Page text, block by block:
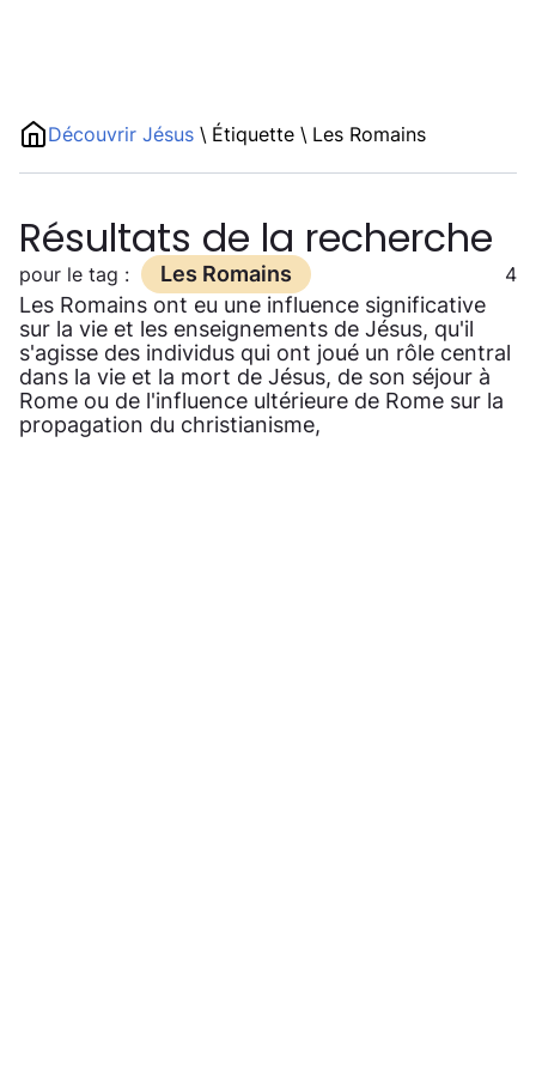
Découvrir Jésus \ Étiquette \ Les Romains
Résultats de la recherche
pour le tag : Les Romains 4
Les Romains ont eu une influence significative
sur la vie et les enseignements de Jésus, qu'il
s'agisse des individus qui ont joué un rôle central
dans la vie et la mort de Jésus, de son séjour à
Rome ou de l'influence ultérieure de Rome sur la
propagation du christianisme,